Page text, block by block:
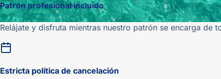
Patrón profesional incluido
Relájate y disfruta mientras nuestro patrón se encarga de
Estricta política de cancelación